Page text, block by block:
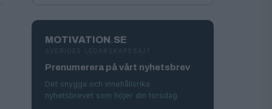
MOTIVATION.SE
SVERIGES LEDARSKAPSSAJT
Prenumerera på vårt nyhetsbrev
Det snygga och innehållsrika
nyhetsbrevet som höjer din torsdag.